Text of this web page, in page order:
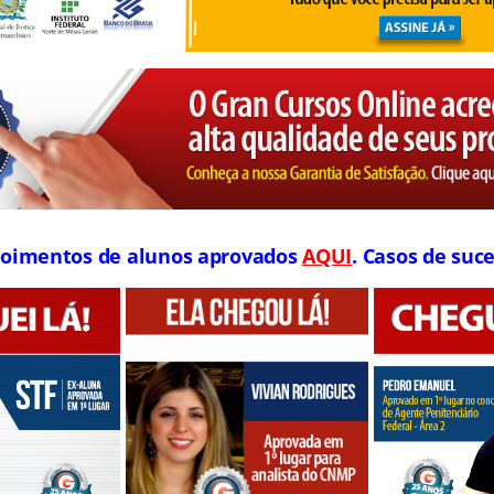
de alunos aprovadosAQUI. Casos de